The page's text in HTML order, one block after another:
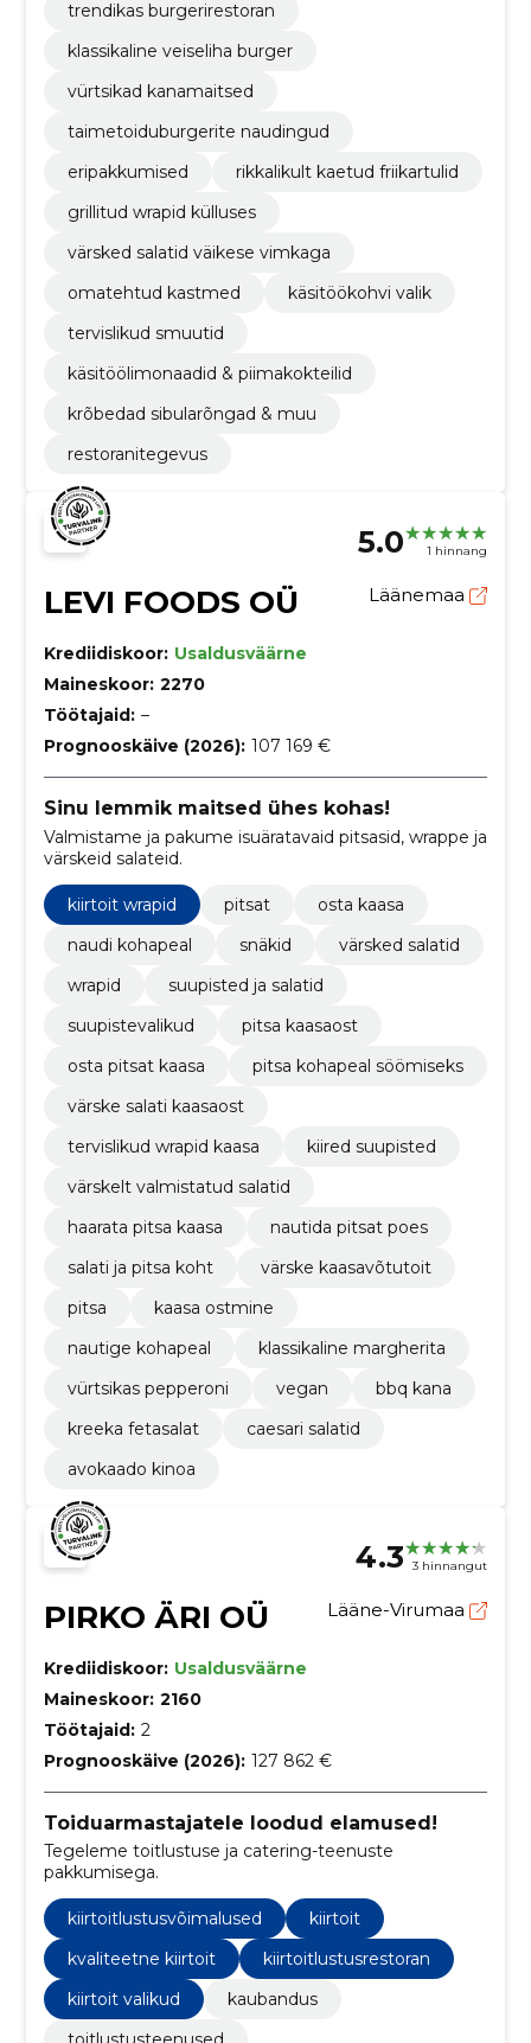
trendikas burgerirestoran
klassikaline veiseliha burger
vürtsikad kanamaitsed
taimetoiduburgerite naudingud
eripakkumised
rikkalikult kaetud friikartulid
grillitud wrapid külluses
värsked salatid väikese vimkaga
omatehtud kastmed
käsitöökohvi valik
tervislikud smuutid
käsitöölimonaadid & piimakokteilid
krõbedad sibularõngad & muu
restoranitegevus
5.0 1 hinnang
LEVI FOODS OÜ Läänemaa
Krediidiskoor: Usaldusväärne
Maineskoor: 2270
Töötajaid: –
Prognooskäive (2026): 107 169 €
Sinu lemmik maitsed ühes kohas!
Valmistame ja pakume isuäratavaid pitsasid, wrappe ja
värskeid salateid.
kiirtoit wrapid pitsat
osta kaasa
naudi kohapeal
snäkid
värsked salatid
wrapid
suupisted ja salatid
suupistevalikud
pitsa kaasaost
osta pitsat kaasa
pitsa kohapeal söömiseks
värske salati kaasaost
tervislikud wrapid kaasa
kiired suupisted
värskelt valmistatud salatid
haarata pitsa kaasa
nautida pitsat poes
salati ja pitsa koht
värske kaasavõtutoit
pitsa
kaasa ostmine
nautige kohapeal
klassikaline margherita
vürtsikas pepperoni
vegan
bbq kana
kreeka fetasalat
caesari salatid
avokaado kinoa
4.3 3 hinnangut
PIRKO ÄRI OÜ Lääne-Virumaa
Krediidiskoor: Usaldusväärne
Maineskoor: 2160
Töötajaid: 2
Prognooskäive (2026): 127 862 €
Toiduarmastajatele loodud elamused!
Tegeleme toitlustuse ja catering-teenuste
pakkumisega.
kiirtoitlustusvõimalused
kiirtoit
kvaliteetne kiirtoit
kiirtoitlustusrestoran
kiirtoit valikud
kaubandus